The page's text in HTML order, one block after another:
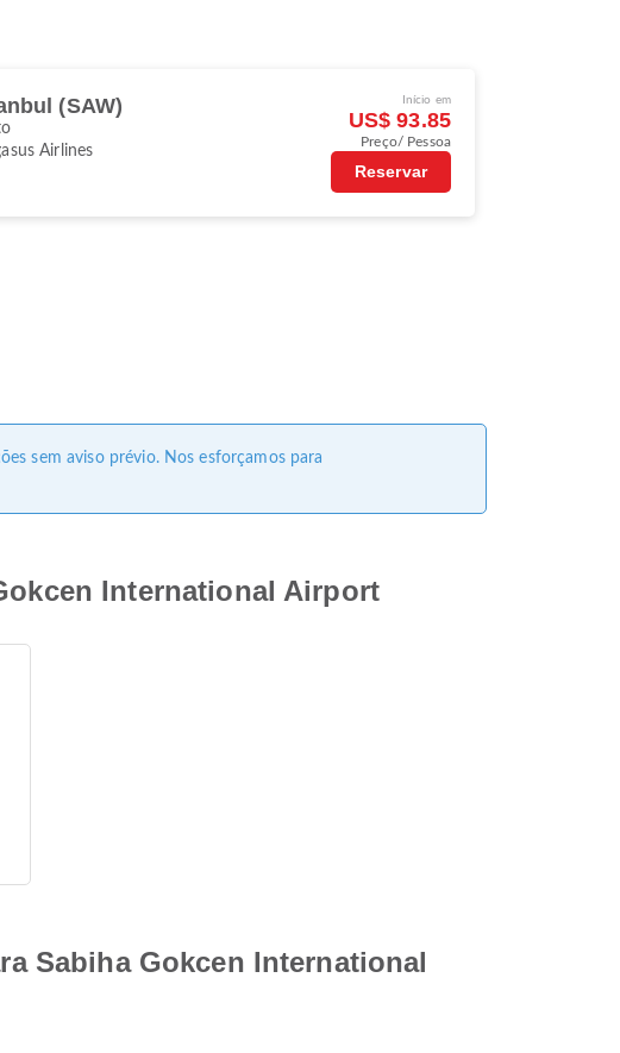
(SAW)
Airlines
Início em
US$ 93.85
Preço/ Pessoa
Reservar
sem aviso prévio. Nos esforçamos para
International Airport
Sabiha Gokcen International